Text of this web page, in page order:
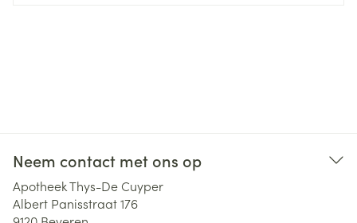
Neem contact met ons op
Apotheek Thys-De Cuyper
Albert Panisstraat 176